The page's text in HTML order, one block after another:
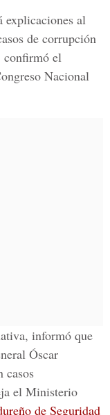
al
de corrupción
confirmó el
Nacional
informó que
Óscar
casos
el Ministerio
de Seguridad